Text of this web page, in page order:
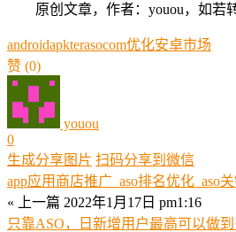
原创文章，作者：youou，如若
androidapkterasocom优化安卓市场
赞 (0)
youou
0
生成分享图片 扫码分享到微信
app应用商店推广_aso排名优化_aso
« 上一篇 2022年1月17日 pm1:16
只靠ASO，日新增用户最高可以做